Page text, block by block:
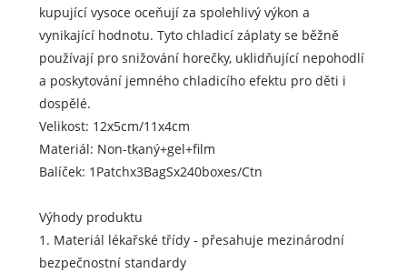
kupující vysoce oceňují za spolehlivý výkon a
vynikající hodnotu. Tyto chladicí záplaty se běžně
používají pro snižování horečky, uklidňující nepohodlí
a poskytování jemného chladicího efektu pro děti i
dospělé.
Velikost: 12x5cm/11x4cm
Materiál: Non-tkaný+gel+film
Balíček: 1Patchx3BagSx240boxes/Ctn
Výhody produktu
1. Materiál lékařské třídy - přesahuje mezinárodní
bezpečnostní standardy